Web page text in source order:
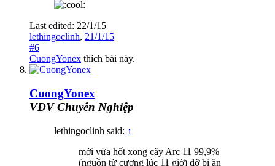
Last edited: 22/1/15
lethingoclinh, 21/1/15
#6
CuongYonex thích bài này.
CuongYonex
VĐV Chuyên Nghiệp
lethingoclinh said: ↑
mới vừa hốt xong cây Arc 11 99,9%
(nguồn từ cương lúc 11 giờ) đỡ bị ăn